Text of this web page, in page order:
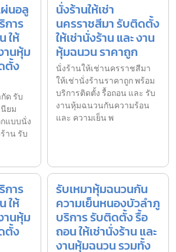
นอลู
การ
ให้
านหุ้ม
ตั้ง
ด รับ
ยม
แบบนั่ง
าน รับ
นั่งร้านให้เช่า
นครราชสีมา รับติดตั้ง
ให้เช่านั่งร้าน และ งาน
หุ้มฉนวน ราคาถูก
นั่งร้านให้เช่านครราชสีมา
ให้เช่านั่งร้านราคาถูก พร้อม
บริการติดตั้ง รื้อถอน และ รับ
งานหุ้มฉนวนกันความร้อน
และ ความเย็น พ
การ
ให้
านหุ้ม
ตั้ง
รับเหมาหุ้มฉนวนกัน
ความเย็นหนองบัวลำภู
บริการ รับติดตั้ง รื้อ
ถอน ให้เช่านั่งร้าน และ
งานหุ้มฉนวน รวมทั้ง